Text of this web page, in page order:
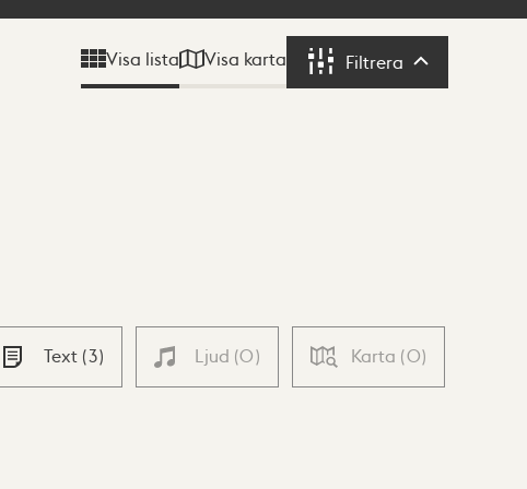
Visa lista Visa karta Filtrera Filtrera
Text (3) Ljud (0) Karta (0)